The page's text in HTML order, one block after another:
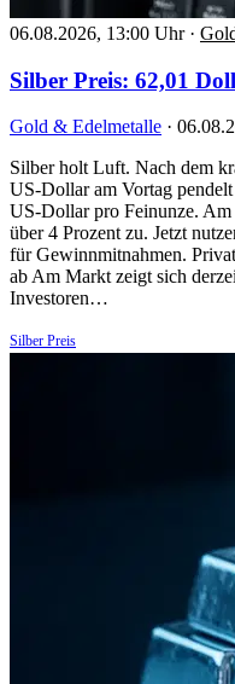
06.08.2026, 13:00 Uhr ·
Silber Preis: 62,01
Gold & Edelmetalle ·
Silber holt Luft. Nach dem
US-Dollar am Vortag
US-Dollar pro Feinunze.
über 4 Prozent zu. Jetzt
für Gewinnmitnahmen.
ab Am Markt zeigt sich
Investoren…
Silber Preis